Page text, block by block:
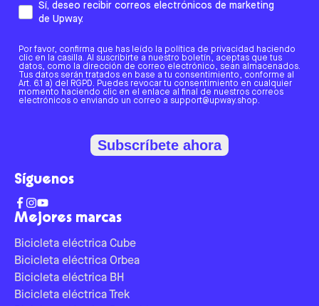
Mejores marcas
Bicicleta eléctrica Cube
Bicicleta eléctrica Orbea
Bicicleta eléctrica BH
Bicicleta eléctrica Trek
Sí, deseo recibir correos electrónicos de marketing
de Upway.
Por favor, confirma que has leído la política de privacidad haciendo
clic en la casilla. Al suscribirte a nuestro boletín, aceptas que tus
datos, como la dirección de correo electrónico, sean almacenados.
Tus datos serán tratados en base a tu consentimiento, conforme al
Art. 6.1 a) del RGPD. Puedes revocar tu consentimiento en cualquier
momento haciendo clic en el enlace al final de nuestros correos
electrónicos o enviando un correo a support@upway.shop.
Subscríbete ahora
Síguenos